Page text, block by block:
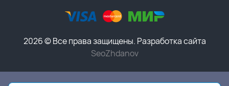
2026 © Все права защищены. Разработка сайта
SeoZhdanov